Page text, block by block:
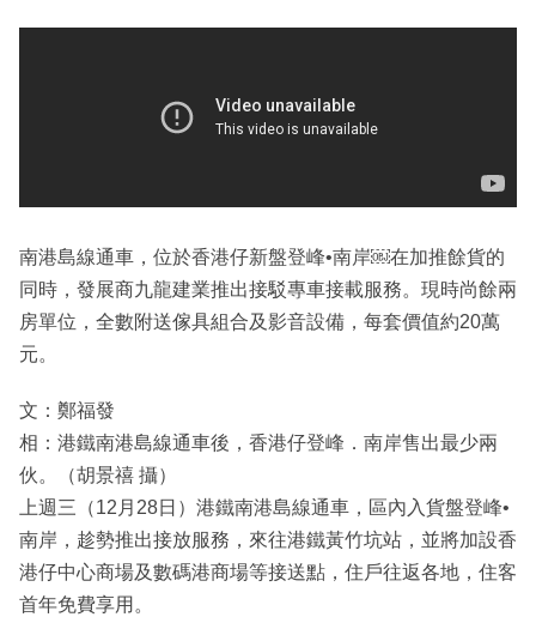
閱
南港島線通車，位於香港仔新盤登峰•南岸￼在加推餘貨的
同時，發展商九龍建業推出接駁專車接載服務。現時尚餘兩
房單位，全數附送傢具組合及影音設備，每套價值約20萬
元。
文：鄭福發
相：港鐵南港島線通車後，香港仔登峰．南岸售出最少兩
伙。（胡景禧 攝）
上週三（12月28日）港鐵南港島線通車，區內入貨盤登峰•
南岸，趁勢推出接放服務，來往港鐵黃竹坑站，並將加設香
港仔中心商場及數碼港商場等接送點，住戶往返各地，住客
首年免費享用。